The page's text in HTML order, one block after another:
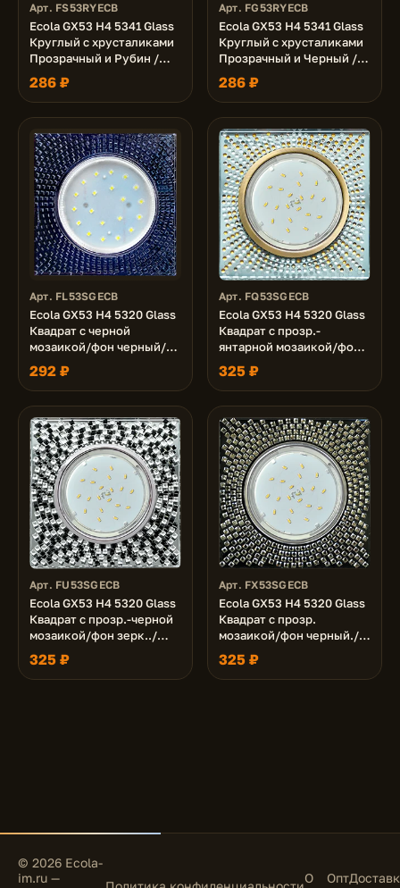
Арт. FS53RYECB
Ecola GX53 H4 5341 Glass
Круглый с хрусталиками
Прозрачный и Рубин /
Хром 56x120 (к+)
286 ₽
Арт. FG53RYECB
Ecola GX53 H4 5341 Glass
Круглый с хрусталиками
Прозрачный и Черный /
Золото 56x120 (к+)
286 ₽
Арт. FL53SGECB
Ecola GX53 H4 5320 Glass
Квадрат с черной
мозаикой/фон черный/
центр.часть хром
40x123x123 (к+)
292 ₽
Арт. FQ53SGECB
Ecola GX53 H4 5320 Glass
Квадрат с прозр.-
янтарной мозаикой/фон
зерк../центр.часть
черненая бронза
40x123x123 (к+)
325 ₽
Арт. FU53SGECB
Ecola GX53 H4 5320 Glass
Квадрат с прозр.-черной
мозаикой/фон зерк../
центр.часть хром
40x123x123 (к+)
325 ₽
Арт. FX53SGECB
Ecola GX53 H4 5320 Glass
Квадрат с прозр.
мозаикой/фон черный./
центр.часть хром
40x123x123 (к+)
325 ₽
© 2026 Ecola-
im.ru —
О
Опт